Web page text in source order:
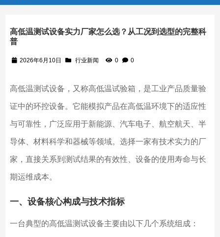
高低温测试设备实力厂家怎么选？从工况到选型的完整科
普
2026年6月10日 行业新闻 0 0
高低温测试设备，又称高低温试验箱，是工业产品质量验
证中的环控设备。它能模拟产品在高低温环境下的适应性
与可靠性，广泛应用于新能源、汽车电子、航空航天、半
导体、材料科学和器械等领域。选择一家有技术实力的厂
家，直接关系到测试结果的有效性、设备的使用寿命与长
期运维成本。
一、设备核心构成与技术指标
一台典型的高低温测试设备主要由以下几个系统组成：